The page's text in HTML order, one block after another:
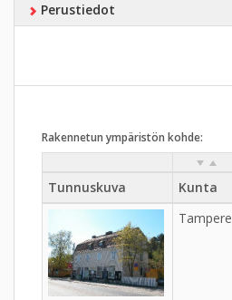
Perustiedot
Rakennetun ympäristön kohde:
Tunnuskuva Kunta
Tampere